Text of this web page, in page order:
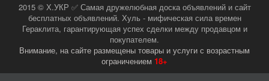
2015 © Х.УКР ✅ Самая дружелюбная доска объявлений и сайт
бесплатных объявлений. Хуль - мифическая сила времен
Гераклита, гарантирующая успех сделки между продавцом и
покупателем.
Внимание, на сайте размещены товары и услуги с возрастным
ограничением 18+